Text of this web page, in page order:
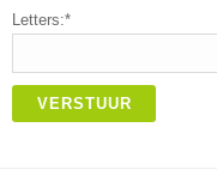
Letters:*
VERSTUUR